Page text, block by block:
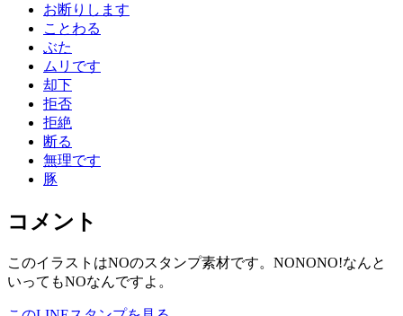
お断りします
ことわる
ぶた
ムリです
却下
拒否
拒絶
断る
無理です
豚
コメント
このイラストはNOのスタンプ素材です。NONONO!なんと
いってもNOなんですよ。